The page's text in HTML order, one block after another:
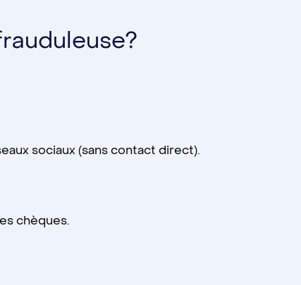
sociaux (sans contact direct).
chèques.